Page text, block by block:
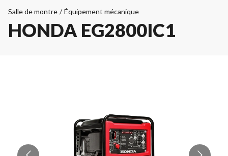
Salle de montre / Équipement mécanique
HONDA EG2800IC1